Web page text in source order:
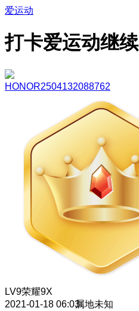
爱运动
打卡爱运动继续
HONOR2504132088762
LV9荣耀9X
2021-01-18 06:03属地未知